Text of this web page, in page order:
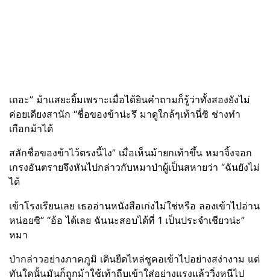
เถอะ” ม้าแสยะยิ้มเพราะเมื่อได้ยินคำถามก็รู้ว่าทั้งสองยังไม่
ค่อยเดียงสานัก “ชื่อของข้าน่ะรึ มาดูใกล้ๆเท้านี่ซิ ช่างทำ
เกือกม้าได้
สลักชื่อของข้าไว้ตรงนี้ไง” เมื่อเห็นม้ายกเท้าขึ้น หมาจิ้งจอก
เกรงอันตรายจึงหันไปกล่าวกับหมาป่าผู้เป็นสหายว่า “ฉันยังไม่
ได้
เข้าโรงเรียนเลย เธออ่านหนังสือเก่งไม่ใช่หรือ ลองเข้าไปอ่าน
หน่อยซิ” “อ้อ ได้เลย ฉันนะสอบได้ที่ 1 เป็นประจำเชียวน่ะ”
หมา
ป่ากล่าวอย่างภาคภูมิ เดินยืดไหล่ชูคอเข้าไปอย่างสง่างาม แต่
ทันใดนั้นมันก็ถูกม้าใช้เท้าถีบเข้าใส่อย่างแรงแล้ววิ่งหนีไป